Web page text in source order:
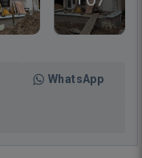
WhatsApp